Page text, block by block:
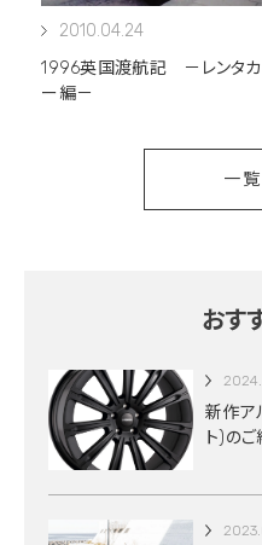
2010.04.24
1996英国渡航記 －レンタカ
ー編－
一
おす
新作ア
ト)のご